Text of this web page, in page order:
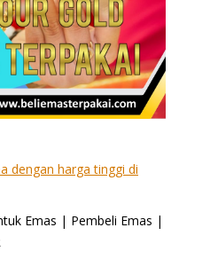
dengan harga tinggi di
Emas | Pembeli Emas |